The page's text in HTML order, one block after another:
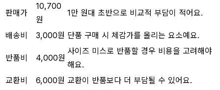
판매가
10,700
원
1만 원대 초반으로 비교적 부담이 적어요.
배송비 3,000원 단품 구매 시 체감가를 올리는 요소예요.
반품비 4,000원
사이즈 미스로 반품할 경우 비용을 고려해야
해요.
교환비
6,000원 교환이 반품보다 더 부담될 수 있어요.